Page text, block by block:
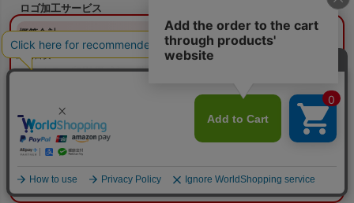
概算合計 ¥0 閉じる
—
印刷サイズ：
—
—
オプション：特殊インクを使用しない
本体代： ¥0 印刷代：¥0
オプション代：¥0
ロゴ加工サービス
選べる既成柄印刷
フルカラー印刷 既成柄一覧
版代について
そもそも「版代」ってなに？
印刷方法ごとの必要な版数